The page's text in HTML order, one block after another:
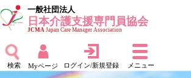
一般社団法人
日本介護支援専門員協会
JCMAJapan Care Manager Association
検索 Myページ ログイン/新規登録 メニュー